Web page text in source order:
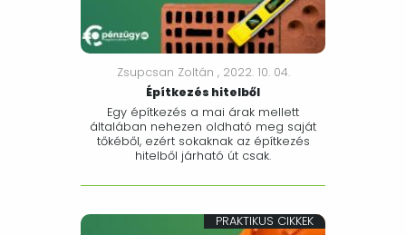
Zsupcsan Zoltán , 2022. 10. 04.
Építkezés hitelből
Egy építkezés a mai árak mellett
általában nehezen oldható meg saját
tőkéből, ezért sokaknak az építkezés
hitelből járható út csak.
PRAKTIKUS CIKKEK